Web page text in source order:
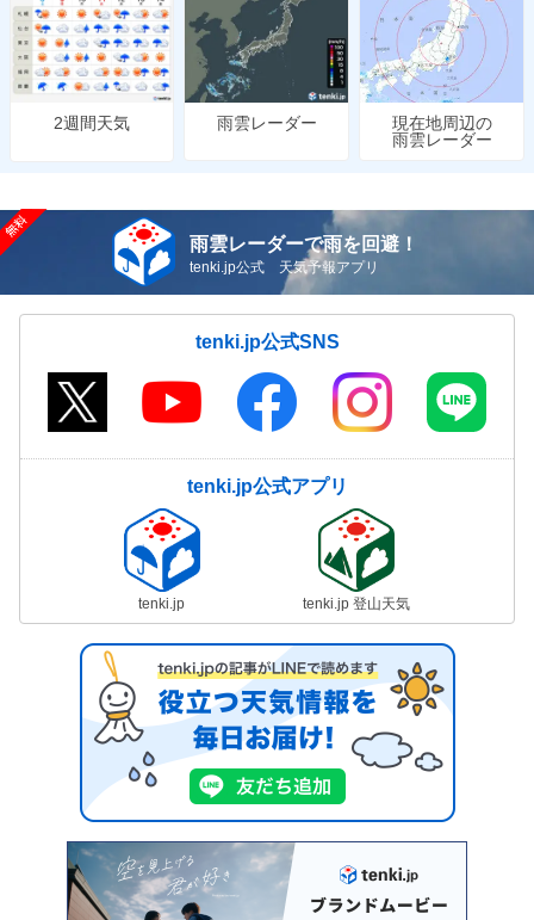
2週間天気 雨雲レーダー
現在地周辺の
雨雲レーダー
雨雲レーダーで雨を回避！
tenki.jp公式 天気予報アプリ
tenki.jp公式SNS
tenki.jp公式アプリ
tenki.jp tenki.jp 登山天気